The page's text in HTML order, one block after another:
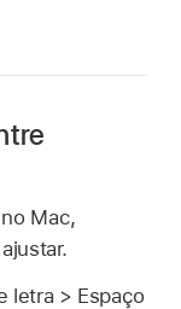
no Mac,
letra > Espaço